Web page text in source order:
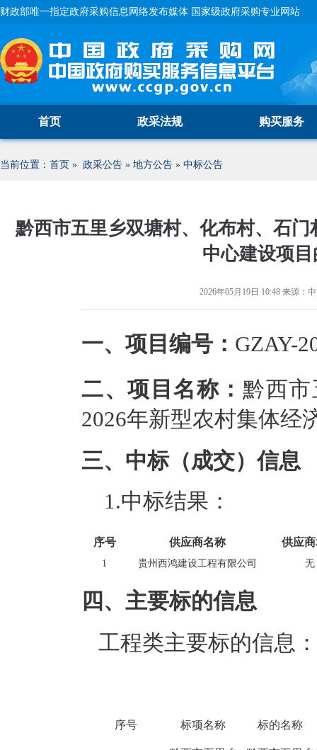
财政部唯一指定政府采购信息网络发布媒体 国家级政府采购专业网站
首页 政采法规 购买服务
当前位置： 首页 » 政采公告 » 地方公告 » 中标公告
黔西市五里乡双塘村、化布村、石
中心建设项
2026年05月19日 10:48 来源：
一、项目编号： GZAY-
二、项目名称： 黔西
2026年新型农村集体经
三、中标（成交）信息
1.中标结果：
序号 供应商名称 供应
1 贵州西鸿建设工程有限公司 无
四、主要标的信息
工程类主要标的信息：
序号 标项名称 标的名称